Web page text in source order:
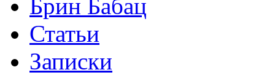
Брин Бабац
Статьи
Записки